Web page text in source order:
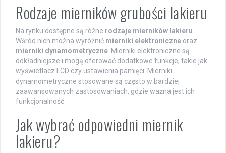
Rodzaje mierników grubości lakieru
Na rynku dostępne są różne rodzaje mierników lakieru
Wśród nich można wyróżnić mierniki elektroniczne oraz
mierniki dynamometryczne . Mierniki elektroniczne są
dokładniejsze i mogą oferować dodatkowe funkcje, takie jak
wyświetlacz LCD czy ustawienia pamięci. Mierniki
dynamometryczne stosowane są często w bardziej
zaawansowanych zastosowaniach, gdzie ważna jest ich
funkcjonalność.
Jak wybrać odpowiedni miernik
lakieru?